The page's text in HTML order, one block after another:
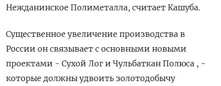
Нежданинское Полиметалла, считает Кашуба.
Существенное увеличение производства в
России он связывает с основными новыми
проектами - Сухой Лог и Чульбаткан Полюса , -
которые должны удвоить золотодобычу